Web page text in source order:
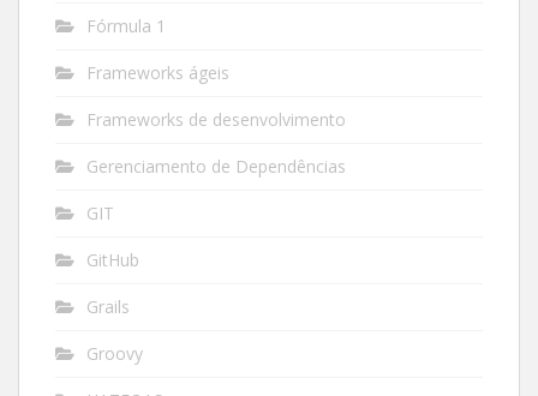
Fórmula 1
Frameworks ágeis
Frameworks de desenvolvimento
Gerenciamento de Dependências
GIT
GitHub
Grails
Groovy